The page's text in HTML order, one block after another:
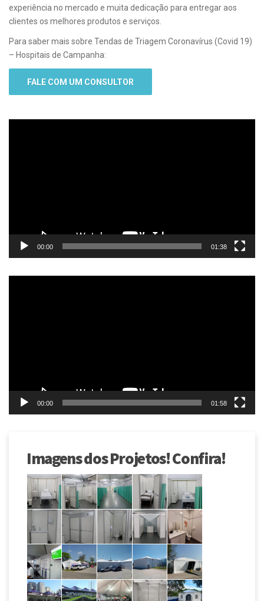
experiência no mercado e muita dedicação para entregar aos
clientes os melhores produtos e serviços.
Para saber mais sobre Tendas de Triagem Coronavírus (Covid 19)
– Hospitais de Campanha:
FALE COM UM CONSULTOR
00:00 01:38
00:00 01:58
Imagens dos Projetos! Confira!